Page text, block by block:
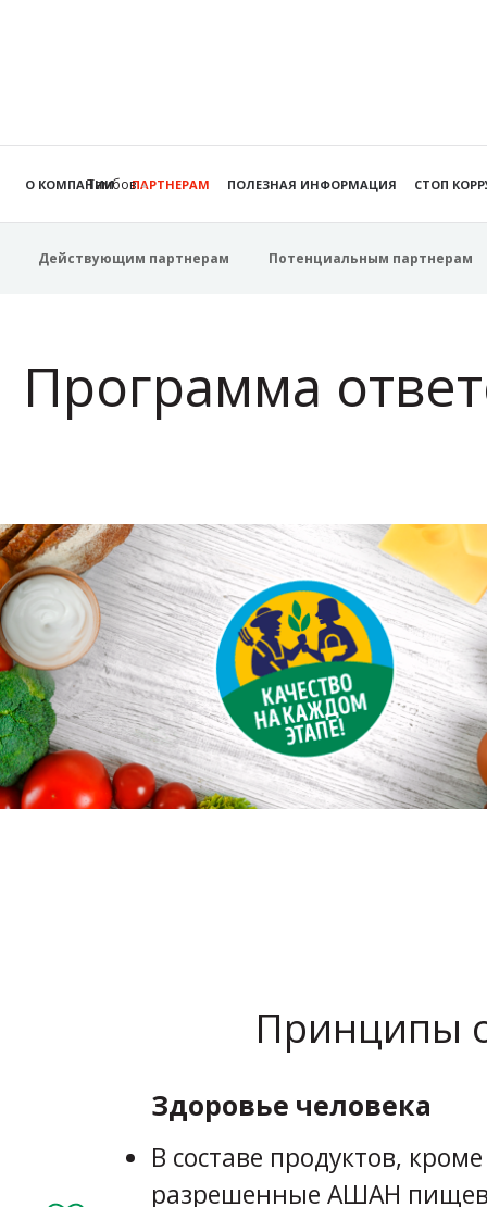
Тамбов
О КОМПАНИИ ПАРТНЕРАМ ПОЛЕЗНАЯ ИНФОРМАЦИЯ СТОП
Действующим партнерам Потенциальным партнерам
Программа
Принципы
Здоровье человека
В составе продуктов,
разрешенные АШАН